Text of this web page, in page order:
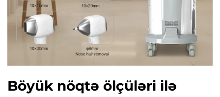
Böyük nöqtə ölçüləri ilə